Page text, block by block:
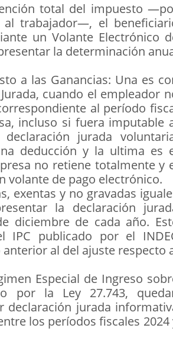
total del impuesto
trabajador—, el
un Volante Electrónico
la determinación
a las Ganancias: Una es
cuando el empleador
al período
incluso si fuera imputable
jurada
deducción y la ultima es
no retiene totalmente y
volante de pago electrónico.
exentas y no gravadas
la declaración
diciembre de cada año.
IPC publicado por el
al del ajuste respecto
Especial de Ingreso
por la Ley 27.743,
declaración jurada
los períodos fiscales 2024